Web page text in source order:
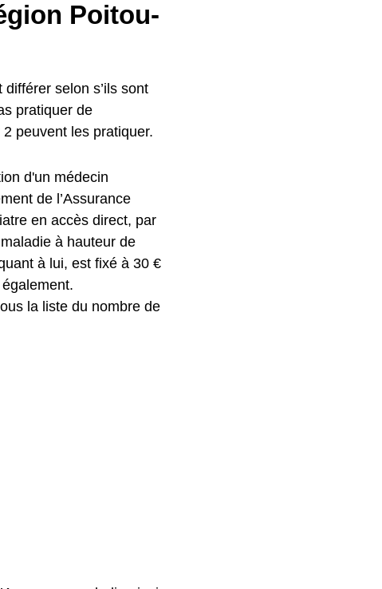
Poitou-
selon s’ils sont
pratiquer de
peuvent les pratiquer.
d'un médecin
de l’Assurance
en accès direct, par
à hauteur de
à lui, est fixé à 30 €
la liste du nombre de